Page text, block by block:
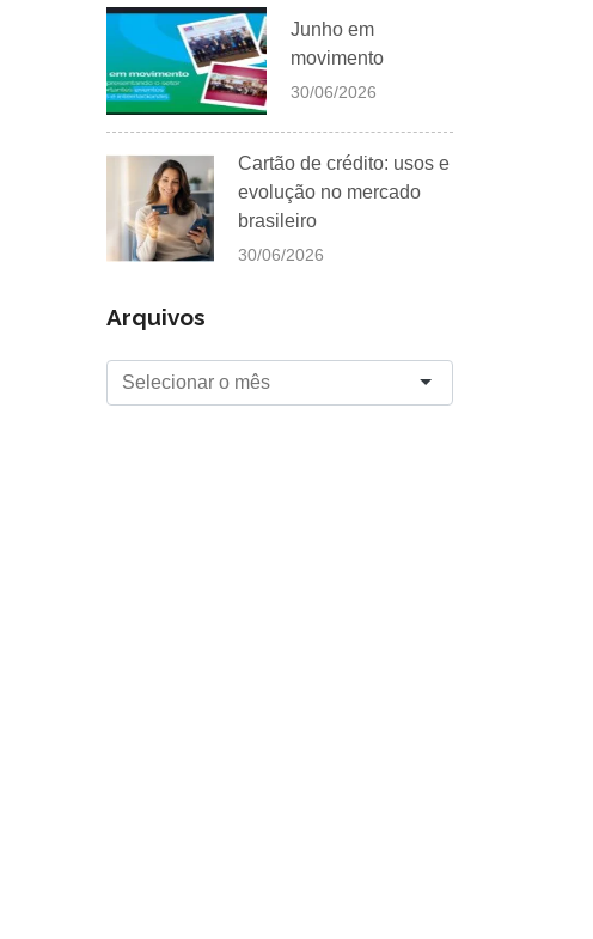
Junho em
movimento
30/06/2026
Cartão de crédito: usos e
evolução no mercado
brasileiro
30/06/2026
Arquivos